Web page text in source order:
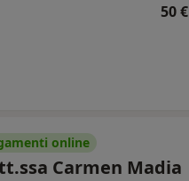
50 €
online
Carmen Madia